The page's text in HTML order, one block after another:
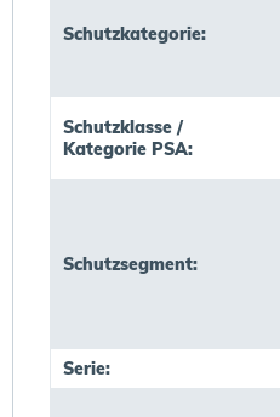
Schutzkategorie:
Schutzklasse /
Kategorie PSA:
Schutzsegment:
Serie: